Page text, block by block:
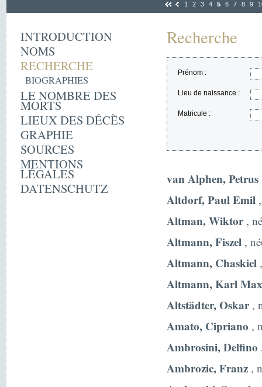
1 2 3 4 5 6 7 8 9
INTRODUCTION
NOMS
RECHERCHE
BIOGRAPHIES
LE NOMBRE DES
MORTS
LIEUX DES DÉCÈS
GRAPHIE
SOURCES
MENTIONS
LÉGALES
DATENSCHUTZ
Recherche
Prénom :
Lieu de naissance :
Matricule :
van Alphen, Petrus
Altdorf, Paul Emil
Altman, Wiktor,
Altmann, Fiszel ,
Altmann, Chaskiel
Altmann, Karl
Altstädter, Oskar,
Amato, Cipriano ,
Ambrosini, Delfino
Ambrozic, Franz ,